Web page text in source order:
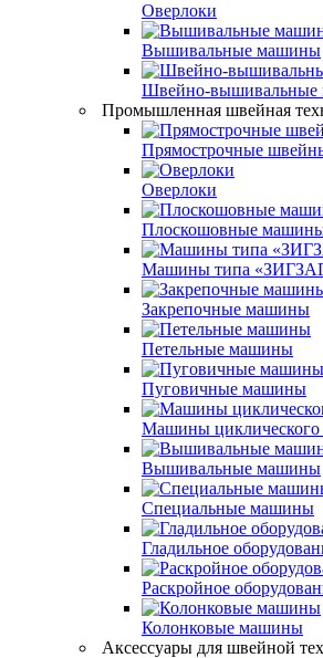
Оверлоки
Вышивальные машины
Швейно-
Промышленная швейная
Прямострочные
Оверлоки
Плоскошовные
Машины типа
Закрепочные машины
Петельные машины
Пуговичные машины
Машины циклического
Вышивальные машины
Специальные машины
Гладильное
Раскройное
Колонковые машины
Аксессуары для швейной